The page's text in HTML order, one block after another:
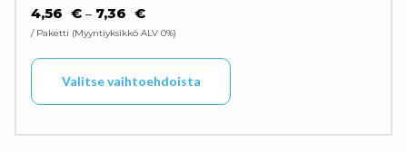
4,56 € – 7,36 €HINTALUOKKA: 4,56 € - 7,36 €
/ Paketti Myyntiyksikkö ALV 0%
Valitse vaihtoehdoista